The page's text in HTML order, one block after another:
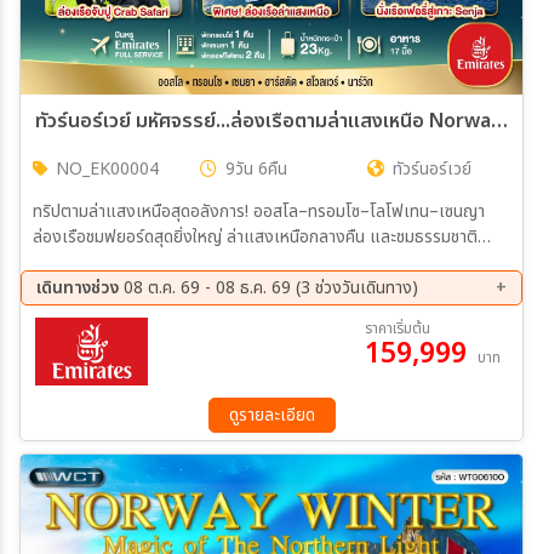
ทัวร์นอร์เวย์ มหัศจรรย์...ล่องเรือตามล่าแสงเหนือ Norway Oslo Tromso Lofoten Senja 9วัน 6คืน (EK)
NO_EK00004 9วัน 6คืน
ทัวร์นอร์เวย์
ทริปตามล่าแสงเหนือสุดอลังการ! ออสโล–ทรอมโซ–โลโฟเทน–เซนญา
ล่องเรือชมฟยอร์ดสุดยิ่งใหญ่ ล่าแสงเหนือกลางคืน และชมธรรมชาติ
เดินทางช่วง08 ต.ค. 69 - 08 ธ.ค. 69 (3 ช่วงวันเดินทาง)
08 ต.ค. 69 - 16 ต.ค. 69
07 พ.ย. 69 - 15 พ.ย. 69
30 พ.ย. 69 - 08 ธ.ค. 69
ราคาเริ่มต้น
159,999 บาท
ดูรายละเอียด